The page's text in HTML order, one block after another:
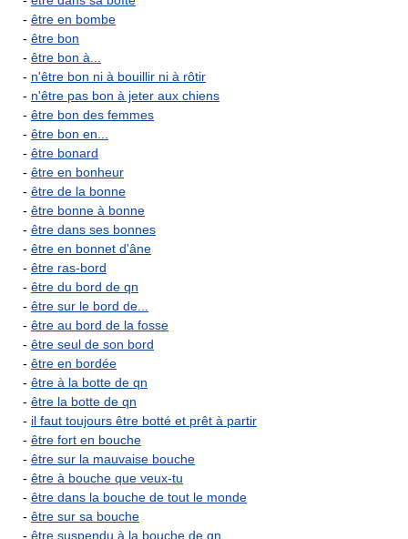
- être en bombe
- être bon
- être bon à...
- n'être bon ni à bouillir ni à rôtir
- n'être pas bon à jeter aux chiens
- être bon des femmes
- être bon en...
- être bonard
- être en bonheur
- être de la bonne
- être bonne à bonne
- être dans ses bonnes
- être en bonnet d'âne
- être ras-bord
- être du bord de qn
- être sur le bord de...
- être au bord de la fosse
- être seul de son bord
- être en bordée
- être à la botte de qn
- être la botte de qn
- il faut toujours être botté et prêt à partir
- être fort en bouche
- être sur la mauvaise bouche
- être à bouche que veux-tu
- être dans la bouche de tout le monde
- être sur sa bouche
- être suspendu à la bouche de qn